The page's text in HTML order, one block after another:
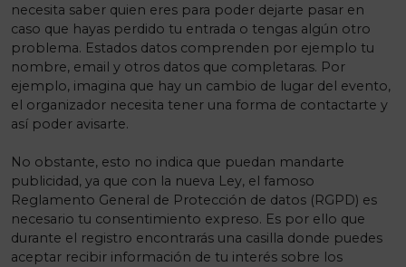
necesita saber quien eres para poder dejarte pasar en
caso que hayas perdido tu entrada o tengas algún otro
problema. Estados datos comprenden por ejemplo tu
nombre, email y otros datos que completaras. Por
ejemplo, imagina que hay un cambio de lugar del evento,
el organizador necesita tener una forma de contactarte y
así poder avisarte.
No obstante, esto no indica que puedan mandarte
publicidad, ya que con la nueva Ley, el famoso
Reglamento General de Protección de datos (RGPD) es
necesario tu consentimiento expreso. Es por ello que
durante el registro encontrarás una casilla donde puedes
aceptar recibir información de tu interés sobre los